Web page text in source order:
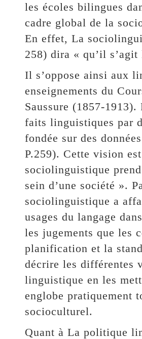
les écoles bilingues
cadre global de la
En effet, La
258) dira « qu’il
Il s’oppose ainsi aux
enseignements du
Saussure (1857-
faits linguistiques par
fondée sur des
P.259). Cette vision
sociolinguistique
sein d’une société ».
sociolinguistique a
usages du langage
les jugements que les
planification et la
décrire les différentes
linguistique en les
englobe pratiquement
socioculturel.
Quant à La politique